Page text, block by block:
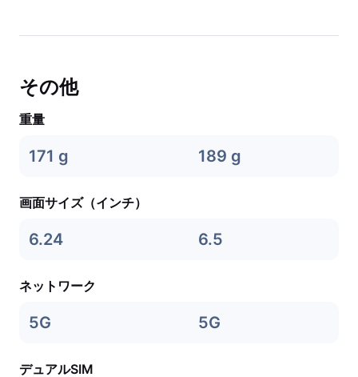
その他
重量
171 g 189 g
画面サイズ（インチ）
6.24 6.5
ネットワーク
5G 5G
デュアルSIM